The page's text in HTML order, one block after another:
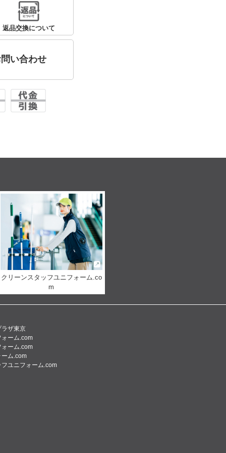
返品交換について
い合わせ
クリーンスタッフユニフォーム.co
m
ラザ東京
ォーム.com
ォーム.com
ーム.com
ユニフォーム.com